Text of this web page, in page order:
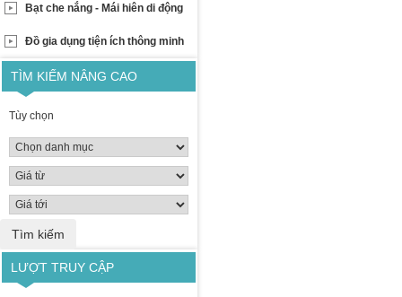
Bạt che nắng - Mái hiên di động
Đồ gia dụng tiện ích thông minh
TÌM KIẾM NÂNG CAO
Tùy chọn
LƯỢT TRUY CẬP